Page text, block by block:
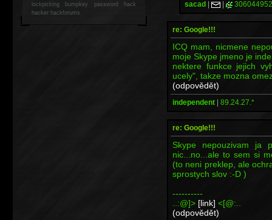
sacad | | 306044952
re: Google!!!
ICQ mam, nicmene
moje Skype jmeno je
nektere funkce jejich
ucely", takze mozna
(odpovědět)
independent | 89.24.27.*
re: Google!!!
Skype nepouzivam ja
nic...no...ale to sem si
(to neni preklep, ale
sprostych slov :-D )
----------
..:@]> [link] <[@:..
(odpovědět)
lockpicking bumpkey password hack
hackerhackforums